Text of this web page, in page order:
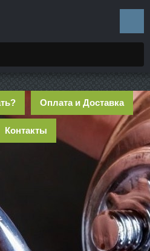
Оплата и Доставка
Контакты